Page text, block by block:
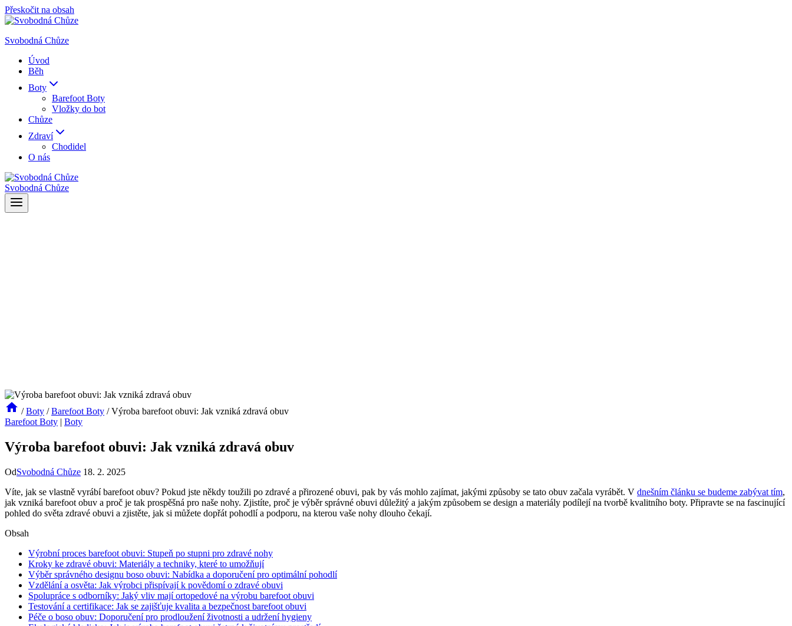
Přeskočit na obsah
Svobodná Chůze
Úvod
Běh
Boty
Barefoot Boty
Vložky do bot
Chůze
Zdraví
Chodidel
O nás
Svobodná Chůze
/ Boty / Barefoot Boty / Výroba barefoot obuvi: Jak vzniká zdravá obuv
Barefoot Boty | Boty
Výroba barefoot obuvi: Jak vzniká zdravá obuv
OdSvobodná Chůze 18. 2. 2025
Víte, jak se vlastně vyrábí barefoot obuv? Pokud jste někdy toužili po zdravé a přirozené obuvi, pak by vás mohlo zajímat, jakými způsoby se tato obuv začala vyrábět. V dnešním článku se budeme zabývat tím,
jak vzniká barefoot obuv a proč je tak prospěšná pro naše nohy. Zjistíte, proč je výběr správné obuvi důležitý a jakým způsobem se design a materiály podílejí na tvorbě kvalitního boty. Připravte se na fascinující
pohled do světa zdravé obuvi a zjistěte, jak si můžete dopřát pohodlí a podporu, na kterou vaše nohy dlouho čekají.
Obsah
Výrobní proces barefoot obuvi: Stupeň po stupni pro zdravé nohy
Kroky ke zdravé obuvi: Materiály a techniky, které to umožňují
Výběr správného designu boso obuvi: Nabídka a doporučení pro optimální pohodlí
Vzdělání a osvěta: Jak výrobci přispívají k povědomí o zdravé obuvi
Spolupráce s odborníky: Jaký vliv mají ortopedové na výrobu barefoot obuvi
Testování a certifikace: Jak se zajišťuje kvalita a bezpečnost barefoot obuvi
Péče o boso obuv: Doporučení pro prodloužení životnosti a udržení hygieny